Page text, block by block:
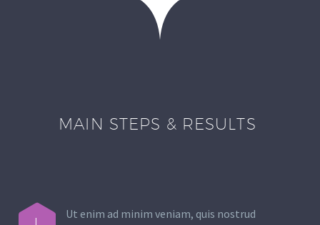
MAIN STEPS & RESULTS
Ut enim ad minim veniam, quis nostrud